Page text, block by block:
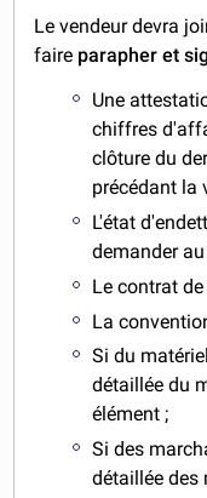
Le vendeur devra
faire parapher et
Une
chiffres
clôture du
précédant la
L'état
demander
Le contrat
La
Si du
détaillée du
élément ;
Si des
détaillée des